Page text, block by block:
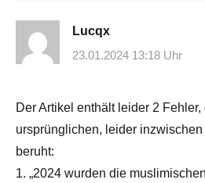
Lucqx
23.01.2024 13:18 Uhr
Der Artikel enthält leider 2
ursprünglichen, leider
beruht:
1. „2024 wurden die